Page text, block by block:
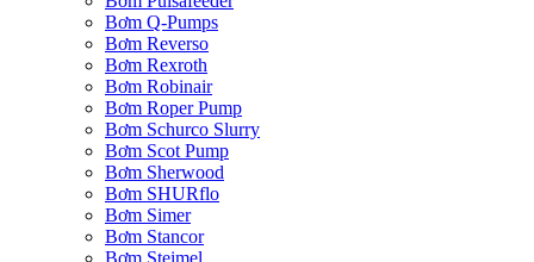
Bơm Q-Pumps
Bơm Reverso
Bơm Rexroth
Bơm Robinair
Bơm Roper Pump
Bơm Schurco Slurry
Bơm Scot Pump
Bơm Sherwood
Bơm SHURflo
Bơm Simer
Bơm Stancor
Bơm Steimel